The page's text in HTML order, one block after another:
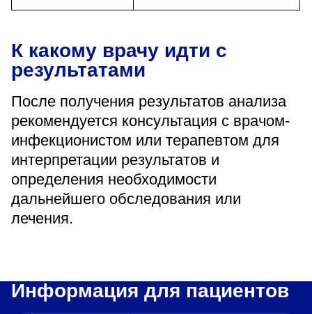
К какому врачу идти с
результатами
После получения результатов анализа
рекомендуется консультация с врачом-
инфекционистом или терапевтом для
интерпретации результатов и
определения необходимости
дальнейшего обследования или
лечения.
Информация для пациентов